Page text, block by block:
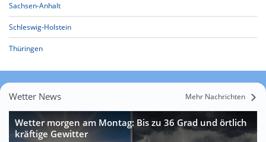
Sachsen-Anhalt
Schleswig-Holstein
Thüringen
Wetter News Mehr Nachrichten
Wetter morgen am Montag: Bis zu 36 Grad und örtlich
kräftige Gewitter